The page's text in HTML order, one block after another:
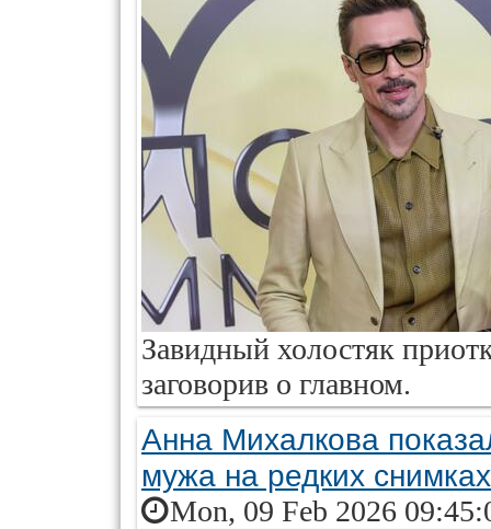
Завидный холостяк
заговорив о главном.
Анна Михалкова
мужа на редких снимках
Mon, 09 Feb 2026